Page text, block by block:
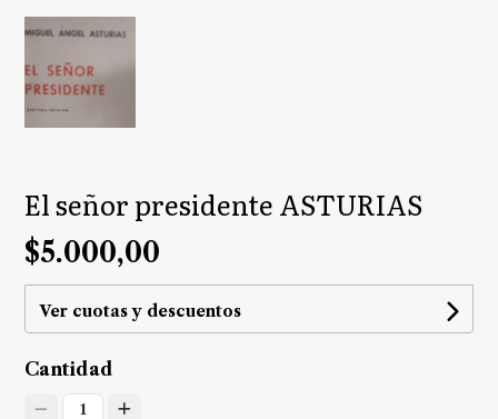
El señor presidente ASTURIAS
$5.000,00
Ver cuotas y descuentos
Cantidad
1